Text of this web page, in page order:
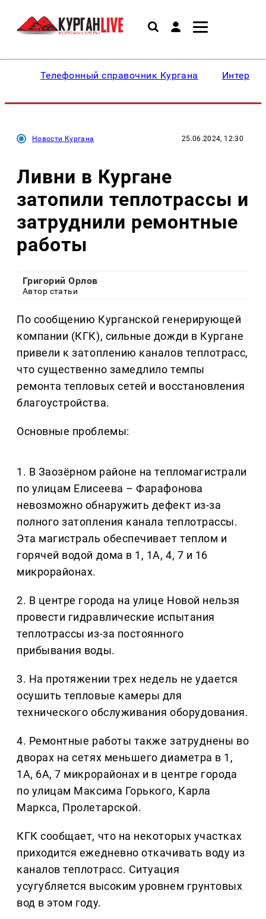
Телефонный справочник Кургана
Новости Кургана 25.06.2024, 12:30
Ливни в Кургане
затопили теплотрассы и
затруднили ремонтные
работы
Григорий Орлов
Автор статьи
По сообщению Курганской генерирующей
компании (КГК), сильные дожди в Кургане
привели к затоплению каналов теплотрасс,
что существенно замедлило темпы
ремонта тепловых сетей и восстановления
благоустройства.
Основные проблемы:
1. В Заозёрном районе на тепломагистрали
по улицам Елисеева – Фарафонова
невозможно обнаружить дефект из-за
полного затопления канала теплотрассы.
Эта магистраль обеспечивает теплом и
горячей водой дома в 1, 1А, 4, 7 и 16
микрорайонах.
2. В центре города на улице Новой нельзя
провести гидравлические испытания
теплотрассы из-за постоянного
прибывания воды.
3. На протяжении трех недель не удается
осушить тепловые камеры для
технического обслуживания оборудования.
4. Ремонтные работы также затруднены во
дворах на сетях меньшего диаметра в 1,
1А, 6А, 7 микрорайонах и в центре города
по улицам Максима Горького, Карла
Маркса, Пролетарской.
КГК сообщает, что на некоторых участках
приходится ежедневно откачивать воду из
каналов теплотрасс. Ситуация
усугубляется высоким уровнем грунтовых
вод в этом году.